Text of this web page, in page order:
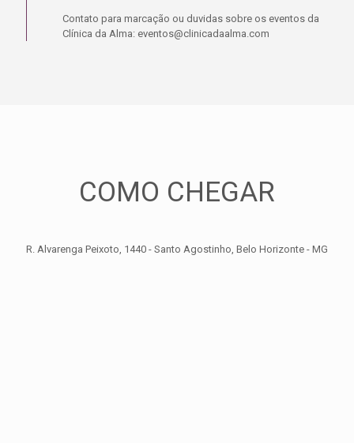
Contato para marcação ou duvidas sobre os eventos da
Clínica da Alma: eventos@clinicadaalma.com
COMO CHEGAR
R. Alvarenga Peixoto, 1440 - Santo Agostinho, Belo Horizonte - MG